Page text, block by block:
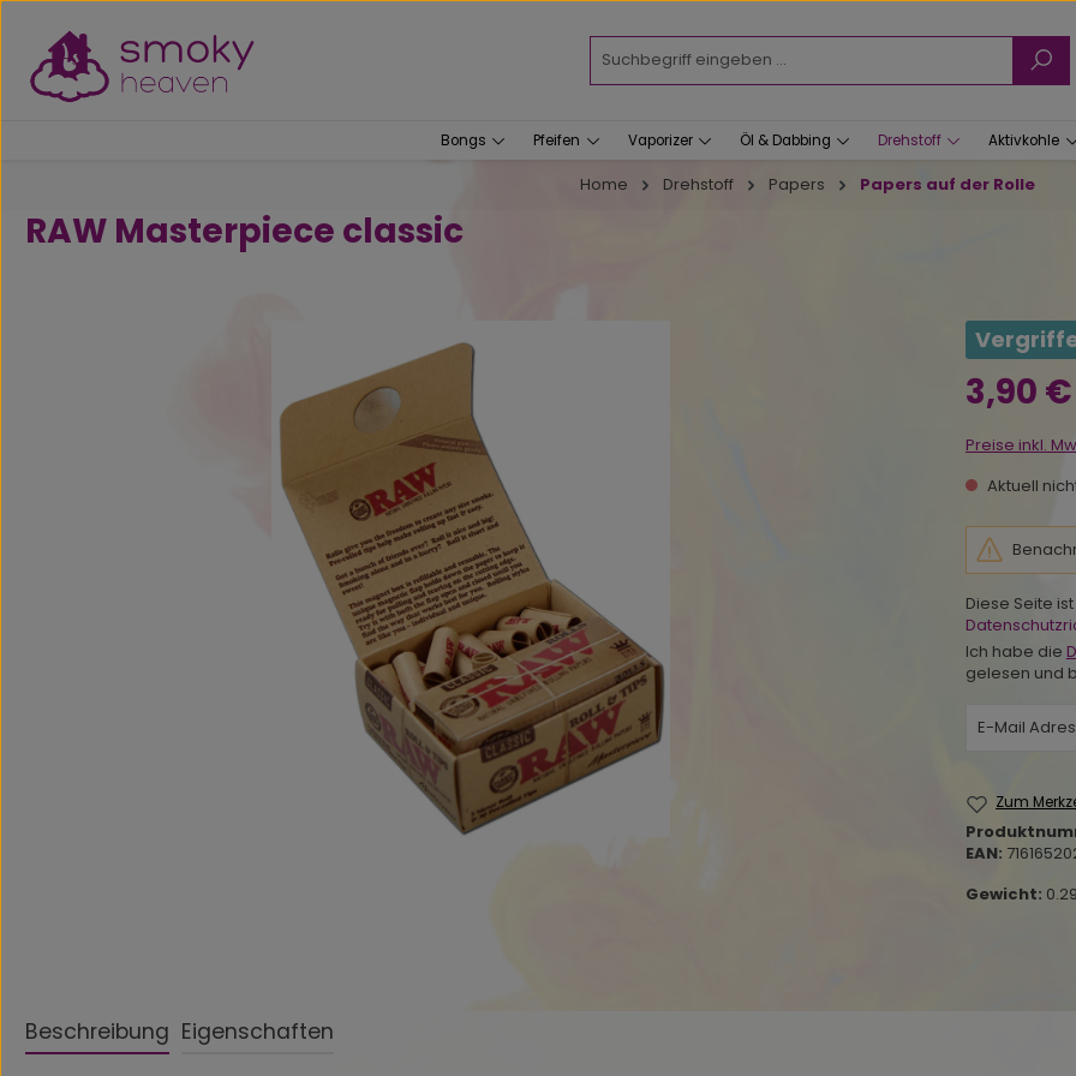
Bongs Pfeifen Vaporizer Öl & Dabbing Drehstoff Aktivkohle
Home Drehstoff Papers Papers auf der Rolle
RAW Masterpiece classic
Regulärer
3,90 €
Preise inkl.
Aktuell
Diese Seite
Ich habe die
gelesen und
Zum
EAN:
Gewicht:
Beschreibung Eigenschaften